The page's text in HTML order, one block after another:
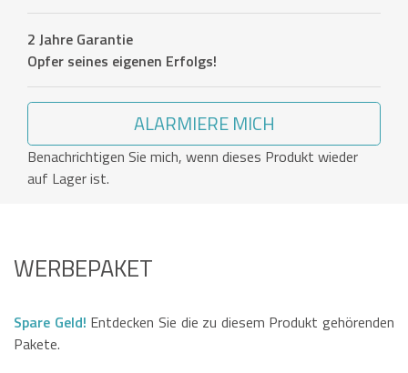
2 Jahre Garantie
Opfer seines eigenen Erfolgs!
ALARMIERE MICH
Benachrichtigen Sie mich, wenn dieses Produkt wieder
auf Lager ist.
WERBEPAKET
Spare Geld! Entdecken Sie die zu diesem Produkt gehörenden
Pakete.